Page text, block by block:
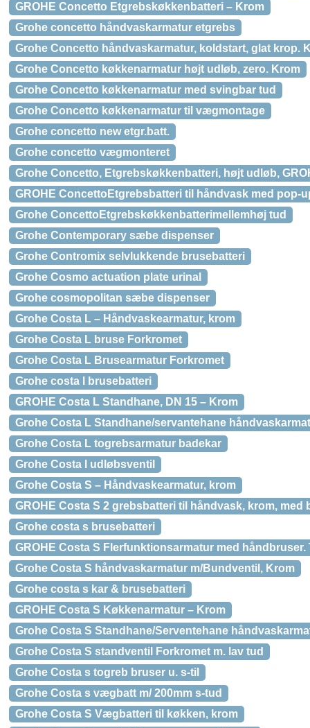
GROHE Concetto Etgrebskøkkenbatteri – Krom
Grohe concetto håndvaskarmatur etgrebs
Grohe Concetto håndvaskarmatur, koldstart, glat krop.
Grohe Concetto køkkenarmatur højt udløb, zero. Krom
Grohe Concetto køkkenarmatur med svingbar tud
Grohe Concetto køkkenarmatur til vægmontage
Grohe concetto new etgr.batt.
Grohe concetto vægmonteret
Grohe Concetto, Etgrebskøkkenbatteri, højt udløb,
GROHE ConcettoEtgrebsbatteri til håndvask med pop-
Grohe ConcettoEtgrebskøkkenbatterimellemhøj tud
Grohe Contemporary sæbe dispenser
Grohe Contromix selvlukkende brusebatteri
Grohe Cosmo actuation plate urinal
Grohe cosmopolitan sæbe dispenser
Grohe Costa L – Håndvaskearmatur, krom
Grohe Costa L bruse Forkromet
Grohe Costa L Brusearmatur Forkromet
Grohe costa l brusebatteri
GROHE Costa L Standhane, DN 15 – Krom
Grohe Costa L Standhane/servantehane
Grohe Costa L togrebsarmatur badekar
Grohe Costa l udløbsventil
Grohe Costa S – Håndvaskearmatur, krom
GROHE Costa S 2 grebsbatteri til håndvask, krom, med
Grohe costa s brusebatteri
GROHE Costa S Flerfunktionsarmatur med håndbruser.
Grohe Costa S håndvaskarmatur m/Bundventil, Krom
Grohe costa s kar & brusebatteri
GROHE Costa S Køkkenarmatur – Krom
Grohe Costa S Standhane/Serventehane
Grohe Costa S standventil Forkromet m. lav tud
Grohe Costa s togreb bruser u. s-til
Grohe Costa s vægbatt m/ 200mm s-tud
Grohe Costa S Vægbatteri til køkken, krom